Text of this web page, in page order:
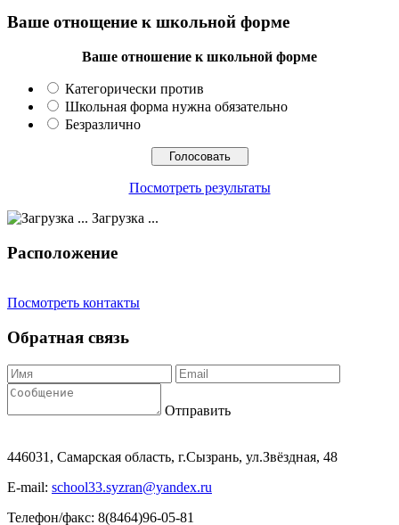
Ваше отнощение к школьной форме
Ваше отношение к школьной форме
Категорически против
Школьная форма нужна обязательно
Безразлично
Посмотреть результаты
Загрузка ...
Расположение
Посмотреть контакты
Обратная связь
Отправить
446031, Самарская область, г.Сызрань, ул.Звёздная, 48
E-mail: school33.syzran@yandex.ru
Телефон/факс: 8(8464)96-05-81